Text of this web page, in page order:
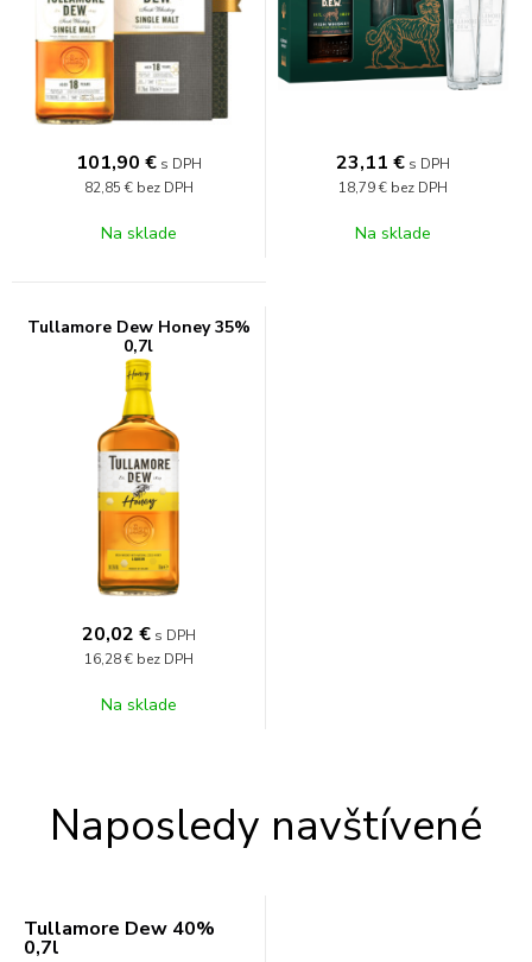
101,90 € s DPH
82,85 € bez DPH
Na sklade
23,11 € s DPH
18,79 € bez DPH
Na sklade
Tullamore Dew Honey 35%
0,7l
20,02 € s DPH
16,28 € bez DPH
Na sklade
Naposledy navštívené
Tullamore Dew 40%
0,7l